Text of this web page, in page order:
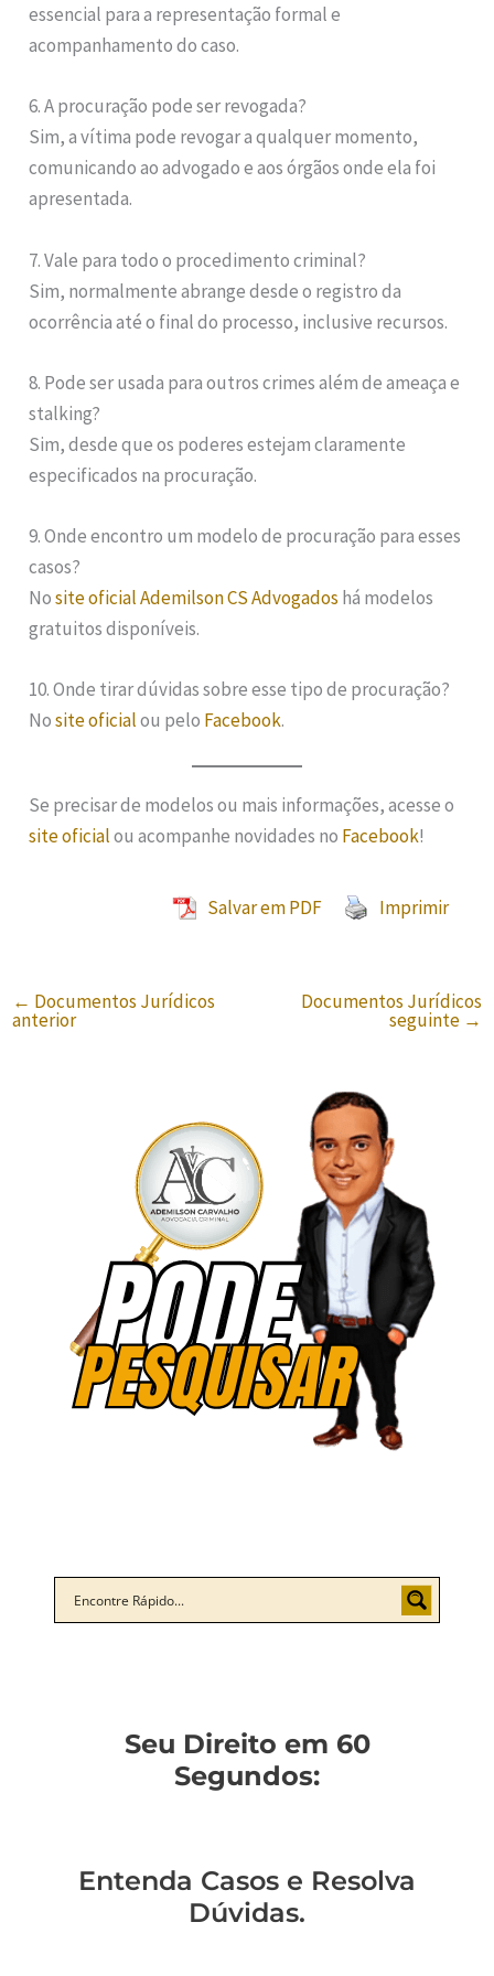
essencial para a representação formal e
acompanhamento do caso.
6. A procuração pode ser revogada?
Sim, a vítima pode revogar a qualquer momento,
comunicando ao advogado e aos órgãos onde ela foi
apresentada.
7. Vale para todo o procedimento criminal?
Sim, normalmente abrange desde o registro da
ocorrência até o final do processo, inclusive recursos.
8. Pode ser usada para outros crimes além de ameaça e
stalking?
Sim, desde que os poderes estejam claramente
especificados na procuração.
9. Onde encontro um modelo de procuração para esses
casos?
Nosite oficial Ademilson CS Advogados há modelos
gratuitos disponíveis.
10. Onde tirar dúvidas sobre esse tipo de procuração?
Nosite oficialou pelo Facebook.
Se precisar de modelos ou mais informações, acesse o
site oficialou acompanhe novidades no Facebook!
Salvar em PDF Imprimir
← Documentos Jurídicos
anterior
Documentos Jurídicos
seguinte →
Seu Direito em 60
Segundos:
Entenda Casos e Resolva
Dúvidas.